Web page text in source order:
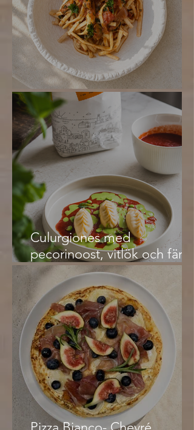
Enkel frutti di mare
Culurgiones med
pecorinoost, vitlök och färsk
mynta, i en ärt och tomatsås